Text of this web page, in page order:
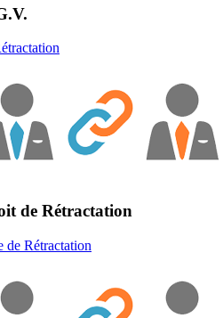
de Rétractation
de Rétractation